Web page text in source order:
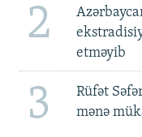
2
etməyib
3
Rüfət
mənə